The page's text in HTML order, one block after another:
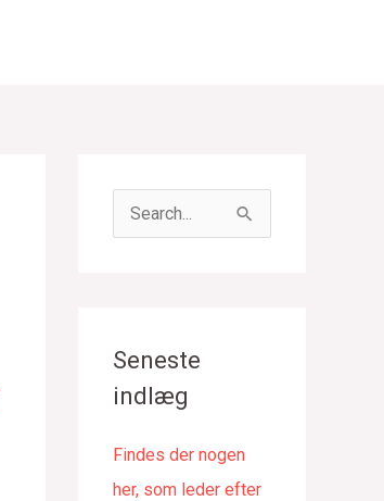
ø
r
:
Seneste
indlæg
Findes der nogen
her, som leder efter